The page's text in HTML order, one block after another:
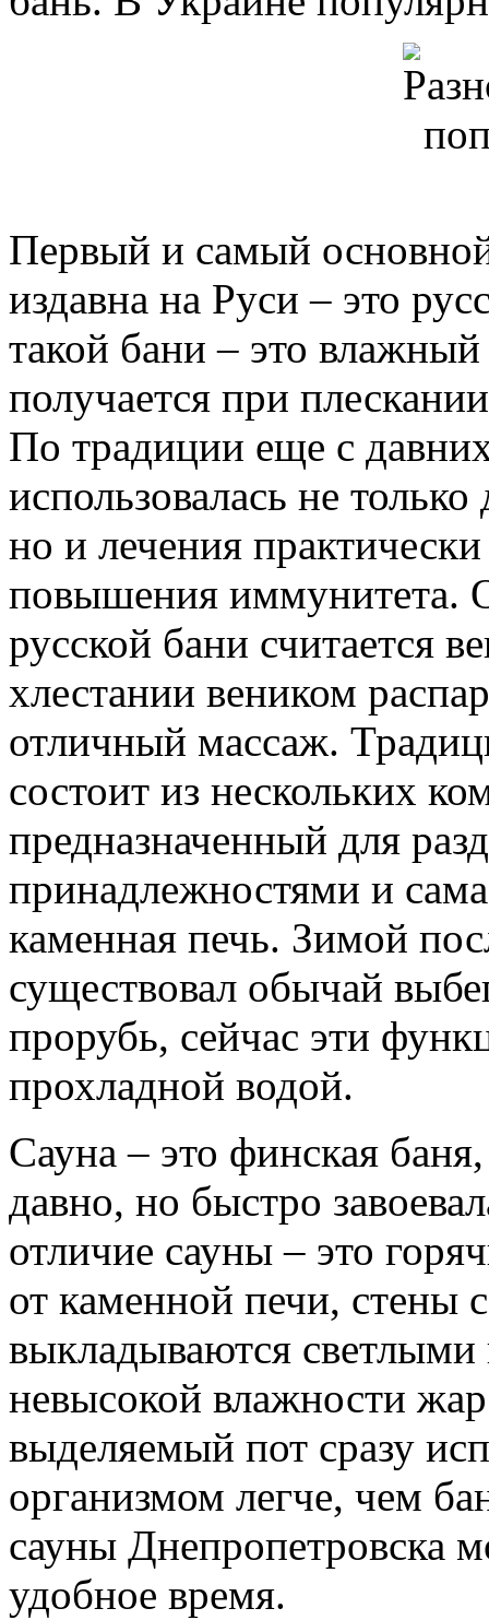
Первый и самый
издавна на Руси – это
такой бани – это
получается при
По традиции еще с
использовалась не
но и лечения
повышения иммунитета.
русской бани считается
хлестании веником
отличный массаж.
состоит из нескольких
предназначенный для
принадлежностями и
каменная печь. Зимой
существовал обычай
прорубь, сейчас эти
прохладной водой.
Сауна – это финская
давно, но быстро
отличие сауны – это
от каменной печи, стены
выкладываются
невысокой влажности
выделяемый пот сразу
организмом легче, чем
сауны Днепропетровска
удобное время.